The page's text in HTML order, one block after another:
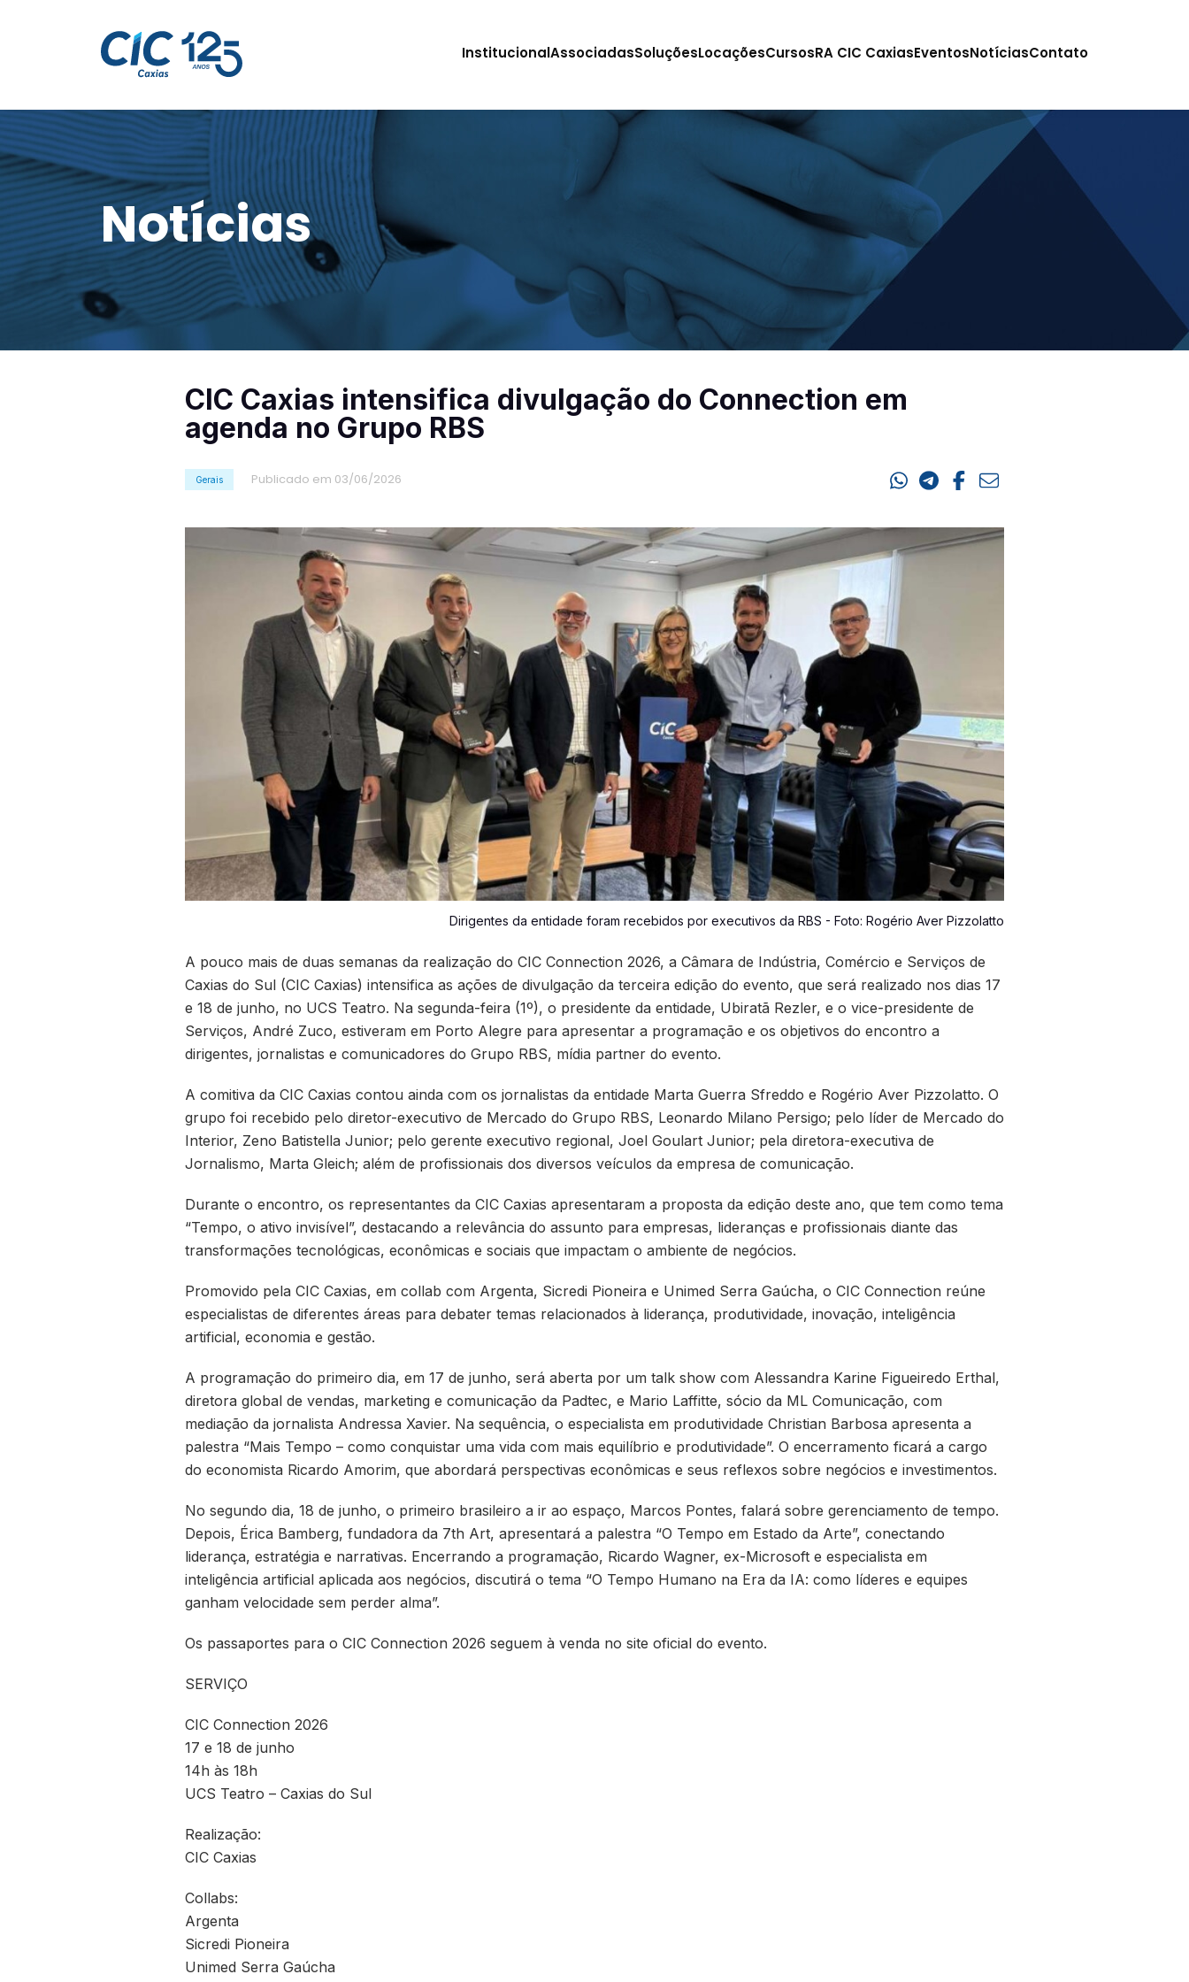
InstitucionalAssociadasSoluçõesLocaçõesCursosRA CIC CaxiasEventosNotíciasContato
Notícias
CIC Caxias intensifica divulgação do Connection em
agenda no Grupo RBS
Gerais Publicado em 03/06/2026
Dirigentes da entidade foram recebidos por executivos da RBS - Foto: Rogério Aver Pizzolatto
A pouco mais de duas semanas da realização do CIC Connection 2026, a Câmara de Indústria, Comércio e Serviços de
Caxias do Sul (CIC Caxias) intensifica as ações de divulgação da terceira edição do evento, que será realizado nos dias 17
e 18 de junho, no UCS Teatro. Na segunda-feira (1º), o presidente da entidade, Ubiratã Rezler, e o vice-presidente de
Serviços, André Zuco, estiveram em Porto Alegre para apresentar a programação e os objetivos do encontro a
dirigentes, jornalistas e comunicadores do Grupo RBS, mídia partner do evento.
A comitiva da CIC Caxias contou ainda com os jornalistas da entidade Marta Guerra Sfreddo e Rogério Aver Pizzolatto. O
grupo foi recebido pelo diretor-executivo de Mercado do Grupo RBS, Leonardo Milano Persigo; pelo líder de Mercado do
Interior, Zeno Batistella Junior; pelo gerente executivo regional, Joel Goulart Junior; pela diretora-executiva de
Jornalismo, Marta Gleich; além de profissionais dos diversos veículos da empresa de comunicação.
Durante o encontro, os representantes da CIC Caxias apresentaram a proposta da edição deste ano, que tem como tema
“Tempo, o ativo invisível”, destacando a relevância do assunto para empresas, lideranças e profissionais diante das
transformações tecnológicas, econômicas e sociais que impactam o ambiente de negócios.
Promovido pela CIC Caxias, em collab com Argenta, Sicredi Pioneira e Unimed Serra Gaúcha, o CIC Connection reúne
especialistas de diferentes áreas para debater temas relacionados à liderança, produtividade, inovação, inteligência
artificial, economia e gestão.
A programação do primeiro dia, em 17 de junho, será aberta por um talk show com Alessandra Karine Figueiredo Erthal,
diretora global de vendas, marketing e comunicação da Padtec, e Mario Laffitte, sócio da ML Comunicação, com
mediação da jornalista Andressa Xavier. Na sequência, o especialista em produtividade Christian Barbosa apresenta a
palestra “Mais Tempo – como conquistar uma vida com mais equilíbrio e produtividade”. O encerramento ficará a cargo
do economista Ricardo Amorim, que abordará perspectivas econômicas e seus reflexos sobre negócios e investimentos.
No segundo dia, 18 de junho, o primeiro brasileiro a ir ao espaço, Marcos Pontes, falará sobre gerenciamento de tempo.
Depois, Érica Bamberg, fundadora da 7th Art, apresentará a palestra “O Tempo em Estado da Arte”, conectando
liderança, estratégia e narrativas. Encerrando a programação, Ricardo Wagner, ex-Microsoft e especialista em
inteligência artificial aplicada aos negócios, discutirá o tema “O Tempo Humano na Era da IA: como líderes e equipes
ganham velocidade sem perder alma”.
Os passaportes para o CIC Connection 2026 seguem à venda no site oficial do evento.
SERVIÇO
CIC Connection 2026
17 e 18 de junho
14h às 18h
UCS Teatro – Caxias do Sul
Realização:
CIC Caxias
Collabs:
Argenta
Sicredi Pioneira
Unimed Serra Gaúcha